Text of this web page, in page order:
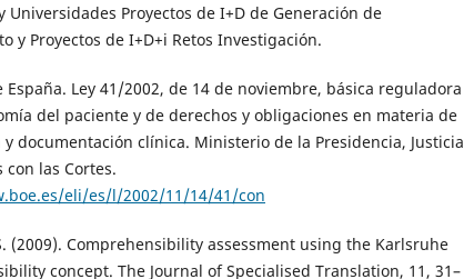
Universidades Proyectos de I+D de Generación de
y Proyectos de I+D+i Retos Investigación.
España. Ley 41/2002, de 14 de noviembre, básica reguladora
del paciente y de derechos y obligaciones en materia de
documentación clínica. Ministerio de la Presidencia, Justicia
con las Cortes.
eli/es/l/2002/11/14/41/con
(2009). Comprehensibility assessment using the Karlsruhe
concept. The Journal of Specialised Translation, 11, 31–